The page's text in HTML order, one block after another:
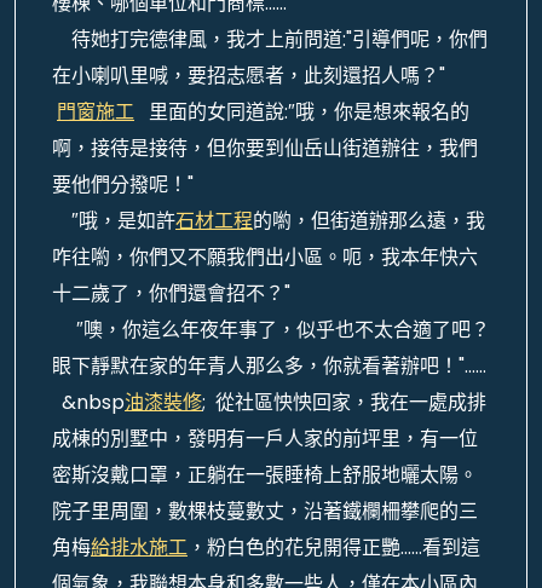
待她打完德律風，我才上前問道:"引導們呢，你們
在小喇叭里喊，要招志愿者，此刻還招人嗎？"
門窗施工 里面的女同道說:″哦，你是想來報名的
啊，接待是接待，但你要到仙岳山街道辦往，我們
要他們分撥呢！"
″哦，是如許石材工程的喲，但街道辦那么遠，我
咋往喲，你們又不願我們出小區。呃，我本年快六
十二歲了，你們還會招不？"
″噢，你這么年夜年事了，似乎也不太合適了吧？
眼下靜默在家的年青人那么多，你就看著辦吧！"……
&nbsp油漆裝修; 從社區怏怏回家，我在一處成排
成棟的別墅中，發明有一戶人家的前坪里，有一位
密斯沒戴口罩，正躺在一張睡椅上舒服地曬太陽。
院子里周圍，數棵枝蔓數丈，沿著鐵欄柵攀爬的三
角梅給排水施工 ，粉白色的花兒開得正艷……看到這